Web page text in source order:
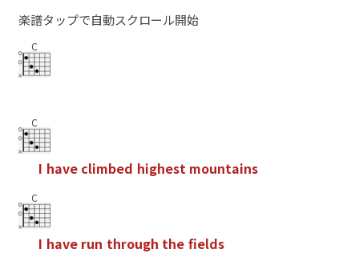
楽譜タップで自動スクロール開始
C
C
I have climbed highest mountains
C
I have run through the felds